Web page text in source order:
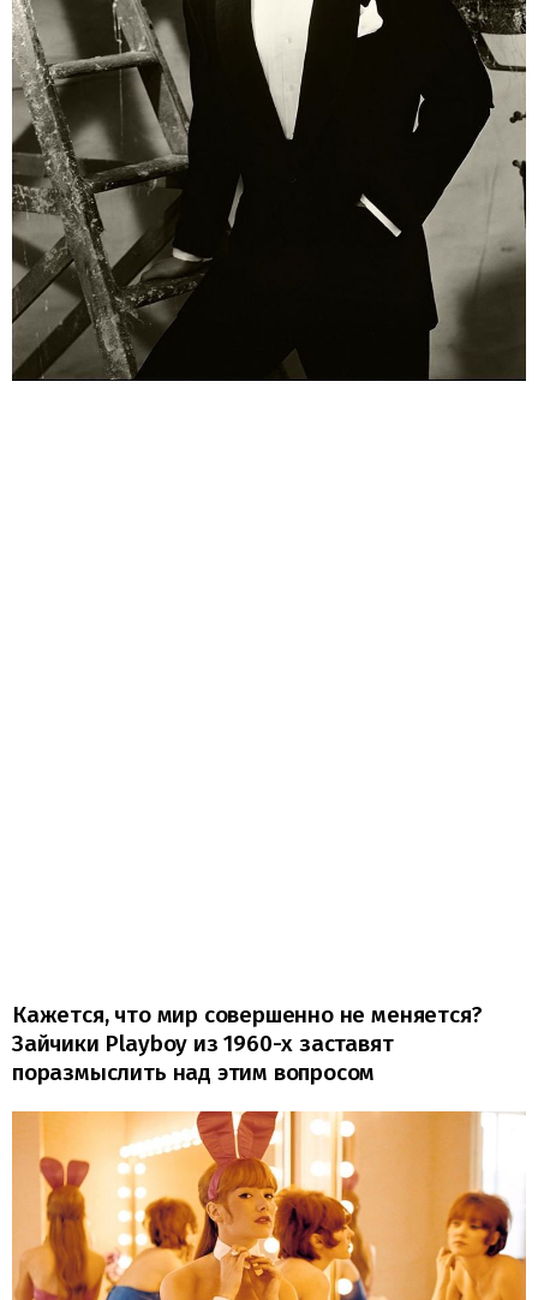
Кажется, что мир совершенно не меняется?
Зайчики Playboy из 1960-х заставят
поразмыслить над этим вопросом